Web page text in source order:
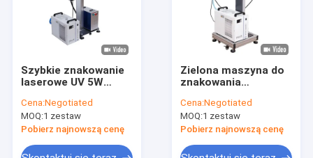
Maszyna do kodowania i znakowania
Drukarka atramentowa o wysokiej rozdzielczości
Termiczna drukarka atramentowa
Przenośna drukarka atramentowa
Drukarka atramentowa dużych znaków
Szybkie znakowanie
laserowe UV 5W
Green Fly
Cena:Negotiated
MOQ:1 zestaw
Pobierz najnowszą cenę
Zielona maszyna do
znakowania
kreskowy Laserowa
grawerka do tworzyw
sztucznych
Cena:Negotiated
MOQ:1 zestaw
Pobierz najnowszą cenę